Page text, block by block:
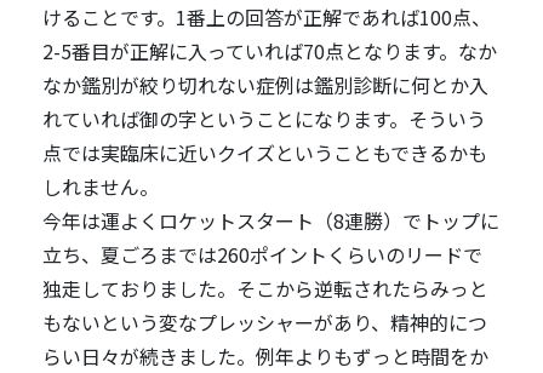
けることです。1番上の回答が正解であれば100点、
2-5番目が正解に入っていれば70点となります。なか
なか鑑別が絞り切れない症例は鑑別診断に何とか入
れていれば御の字ということになります。そういう
点では実臨床に近いクイズということもできるかも
しれません。
今年は運よくロケットスタート（8連勝）でトップに
立ち、夏ごろまでは260ポイントくらいのリードで
独走しておりました。そこから逆転されたらみっと
もないという変なプレッシャーがあり、精神的につ
らい日々が続きました。例年よりもずっと時間をか